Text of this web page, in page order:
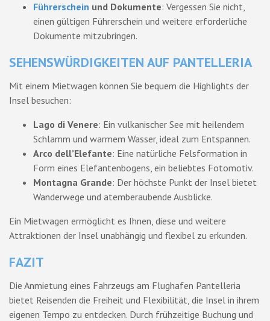
Führerschein und Dokumente: Vergessen Sie nicht,
einen gültigen Führerschein und weitere erforderliche
Dokumente mitzubringen.
SEHENSWÜRDIGKEITEN AUF PANTELLERIA
Mit einem Mietwagen können Sie bequem die Highlights der
Insel besuchen:
Lago di Venere: Ein vulkanischer See mit heilendem
Schlamm und warmem Wasser, ideal zum Entspannen.
Arco dell’Elefante: Eine natürliche Felsformation in
Form eines Elefantenbogens, ein beliebtes Fotomotiv.
Montagna Grande: Der höchste Punkt der Insel bietet
Wanderwege und atemberaubende Ausblicke.
Ein Mietwagen ermöglicht es Ihnen, diese und weitere
Attraktionen der Insel unabhängig und flexibel zu erkunden.
FAZIT
Die Anmietung eines Fahrzeugs am Flughafen Pantelleria
bietet Reisenden die Freiheit und Flexibilität, die Insel in ihrem
eigenen Tempo zu entdecken. Durch frühzeitige Buchung und